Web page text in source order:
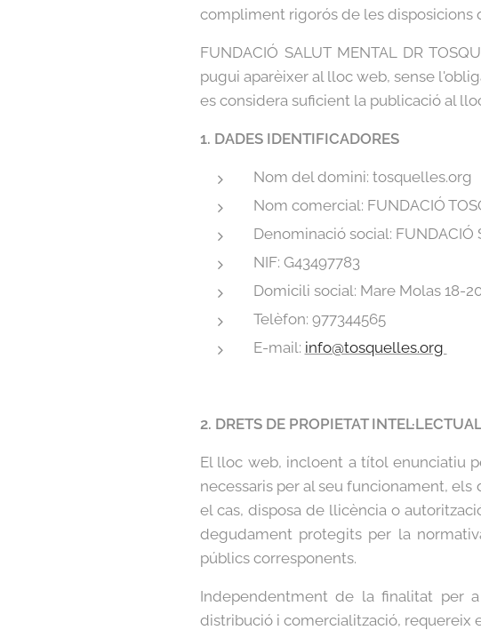
compliment rigorós de les disposicions
FUNDACIÓ SALUT MENTAL DR
pugui aparèixer al lloc web, sense
es considera suficient la publicació al
1. DADES IDENTIFICADORES
Nom del domini: tosquelles.org
Nom comercial: FUNDACIÓ
Denominació social: FUNDACIÓ
NIF: G43497783
Domicili social: Mare Molas 18-
Telèfon: 977344565
E-mail: info@tosquelles.org
2. DRETS DE PROPIETAT
El lloc web, incloent a títol enunciatiu
necessaris per al seu funcionament, els
el cas, disposa de llicència o
degudament protegits per la
públics corresponents.
Independentment de la finalitat per
distribució i comercialització, requereix